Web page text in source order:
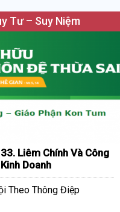
Tư – Suy Niệm
Liêm Chính Và Công
Doanh
Theo Thông Điệp